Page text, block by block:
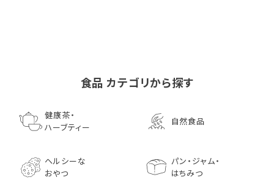
ールド）140ｇ 調味料 粒
マスタード
鰹節 食べる削り節
70g× 10袋セット おつま
75g（50袋）
1,296
食品 カテゴリから探す
健康茶・
ハーブティー
自然食品
ヘルシーな
おやつ
パン・ジャム・
はちみつ